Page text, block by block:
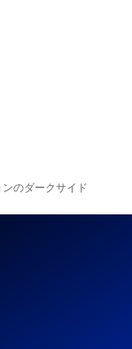
のダークサイド